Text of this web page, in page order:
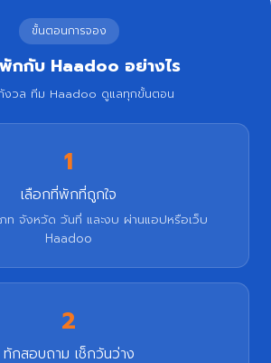
ขั้นตอนการจอง
กกับ Haadoo อย่างไร
งวล ทีม Haadoo ดูแลทุกขั้นตอน
1
เลือกที่พักที่ถูกใจ
ภท จังหวัด วันที่ และงบ ผ่านแอปหรือเว็บ
Haadoo
2
ทักสอบถาม เช็กวันว่าง